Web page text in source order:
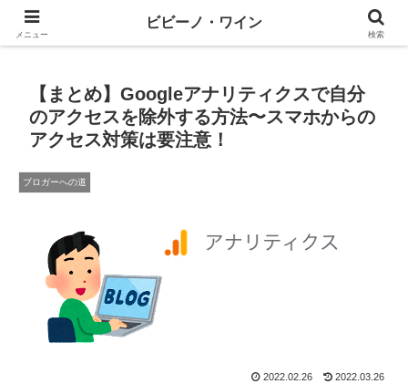
ワインとテックと、ときどきマネー
【まとめ】Googleアナリティクスで自分
のアクセスを除外する方法〜スマホからの
アクセス対策は要注意！
ブロガーへの道
2022.02.26 2022.03.26
メニュー
ビビーノ・ワイン
検索